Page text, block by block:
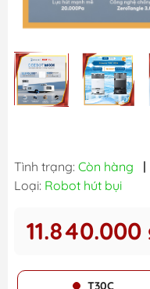
Tình trạng: Còn hàng |
Loại: Robot hút bụi
11.840.000
T30C